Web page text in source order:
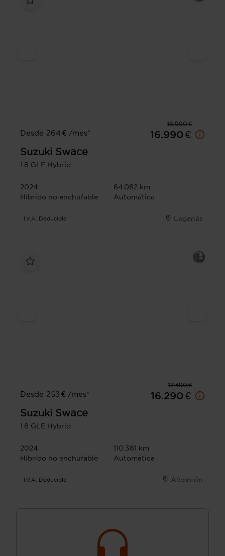
18.990 €
Desde 264 € /mes*
16.990 €
Suzuki Swace
1.8 GLE Hybrid
2024
64.082 km
Híbrido no enchufable
Automática
I.V.A. Deducible Leganés
17.490 €
Desde 253 € /mes*
16.290 €
Suzuki Swace
1.8 GLE Hybrid
2024
110.381 km
Híbrido no enchufable
Automática
I.V.A. Deducible Alcorcón